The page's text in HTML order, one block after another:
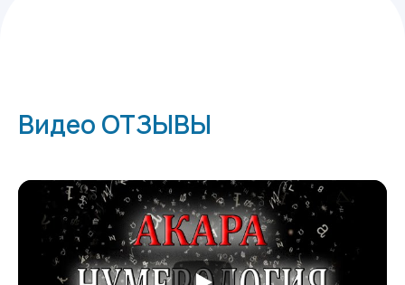
Видео ОТЗЫВЫ